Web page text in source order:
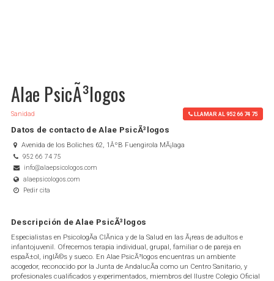
Alae PsicÃ³logos
Sanidad LLAMAR AL 952 66 74 75
Datos de contacto de Alae PsicÃ³logos
Avenida de los Boliches 62, 1ÂºB Fuengirola MÃ¡laga
952 66 74 75
info@alaepsicologos.com
alaepsicologos.com
Pedir cita
Descripción de Alae PsicÃ³logos
Especialistas en PsicologÃ­a ClÃ­nica y de la Salud en las Ã¡reas de adultos e
infantojuvenil. Ofrecemos terapia individual, grupal, familiar o de pareja en
espaÃ±ol, inglÃ©s y sueco. En Alae PsicÃ³logos encuentras un ambiente
acogedor, reconocido por la Junta de AndalucÃ­a como un Centro Sanitario, y
profesionales cualificados y experimentados, miembros del Ilustre Colegio Oficial